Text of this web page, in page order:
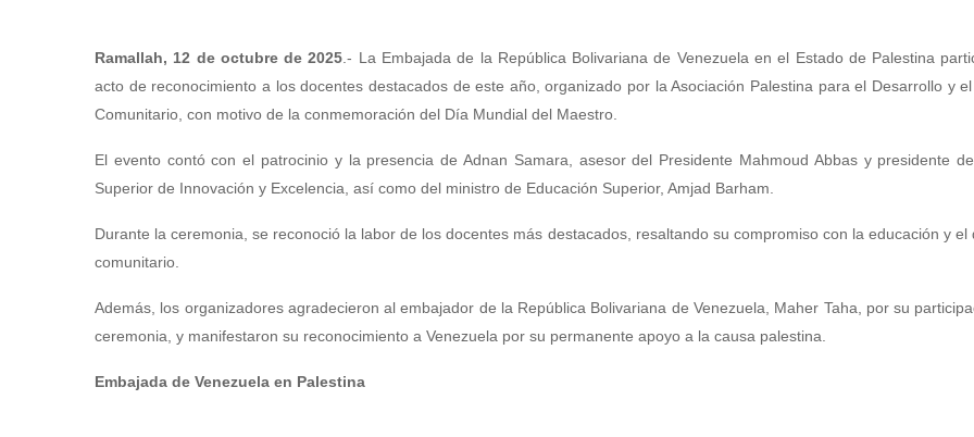
Ramallah, 12 de octubre de 2025.- La Embajada de la República Bolivariana de Venezuela en el Estado de Palestina
acto de reconocimiento a los docentes destacados de este año, organizado por la Asociación Palestina para el Desarrollo y
Comunitario, con motivo de la conmemoración del Día Mundial del Maestro.
El evento contó con el patrocinio y la presencia de Adnan Samara, asesor del Presidente Mahmoud Abbas y presidente
Superior de Innovación y Excelencia, así como del ministro de Educación Superior, Amjad Barham.
Durante la ceremonia, se reconoció la labor de los docentes más destacados, resaltando su compromiso con la educación y el
comunitario.
Además, los organizadores agradecieron al embajador de la República Bolivariana de Venezuela, Maher Taha, por su
ceremonia, y manifestaron su reconocimiento a Venezuela por su permanente apoyo a la causa palestina.
Embajada de Venezuela en Palestina